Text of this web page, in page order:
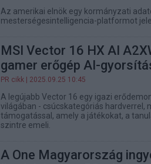
Az amerikai elnök egy kormányzati
mesterségesintelligencia-platformot
MSI Vector 16 HX AI
gamer erőgép AI-
PR cikk | 2025.09.25 10:45
A legújabb Vector 16 egy igazi
világában - csúcskategóriás hardverrel,
támogatással, amely a játékokat, a
szintre emeli.
A One Magyarország